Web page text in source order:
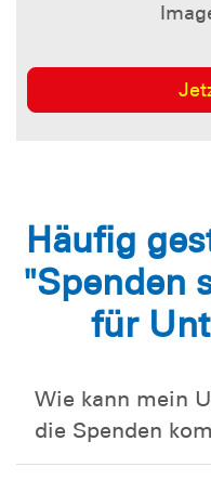
Häufig
"Spenden
für
Wie kann mein
die Spenden